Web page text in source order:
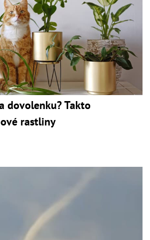
dovolenku? Takto
rastliny